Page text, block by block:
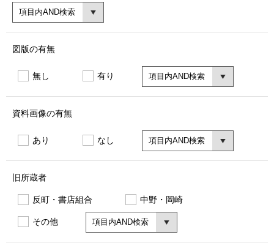
図版の有無
無し 有り
資料画像の有無
あり なし
旧所蔵者
反町・書店組合 中野・岡崎
その他